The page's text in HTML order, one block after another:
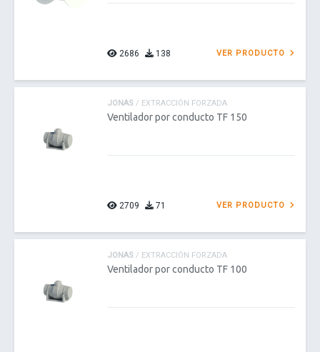
2686 138 VER PRODUCTO
JONAS / EXTRACCIÓN FORZADA
Ventilador por conducto TF 150
2709 71 VER PRODUCTO
JONAS / EXTRACCIÓN FORZADA
Ventilador por conducto TF 100